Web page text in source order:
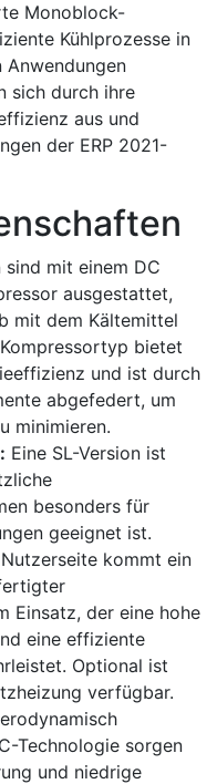
Monoblock-
Kühlprozesse in
Anwendungen
sich durch ihre
aus und
der ERP 2021-
sind mit einem DC
ausgestattet,
mit dem Kältemittel
bietet
und ist durch
abgefedert, um
minimieren.
Eine SL-Version ist
besonders für
geeignet ist.
kommt ein
Einsatz, der eine hohe
eine effiziente
Optional ist
verfügbar.
Technologie sorgen
und niedrige